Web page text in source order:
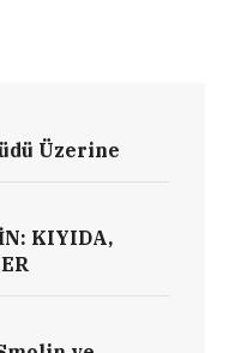
Üzerine
KIYIDA,